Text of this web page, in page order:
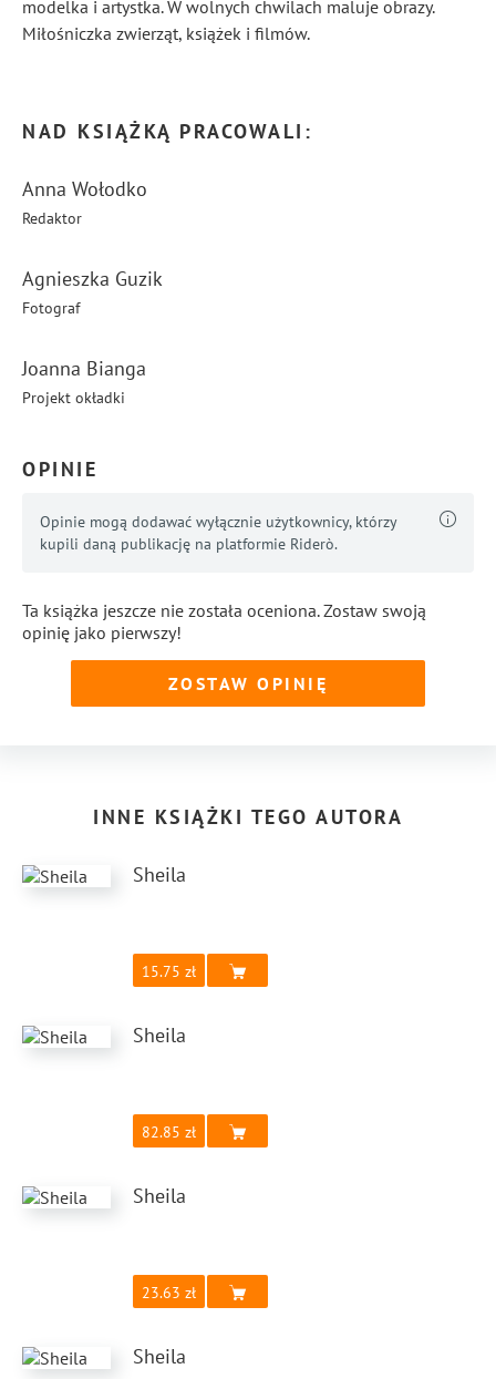
modelka i artystka. W wolnych chwilach maluje obrazy.
Miłośniczka zwierząt, książek i filmów.
NAD KSIĄŻKĄ PRACOWALI:
Anna Wołodko
Redaktor
Agnieszka Guzik
Fotograf
Joanna Bianga
Projekt okładki
OPINIE
Opinie mogą dodawać wyłącznie użytkownicy, którzy
kupili daną publikację na platformie Riderò.
Ta książka jeszcze nie została oceniona. Zostaw swoją
opinię jako pierwszy!
ZOSTAW OPINIĘ
INNE KSIĄŻKI TEGO AUTORA
Sheila
15.75
Sheila
82.85
Sheila
23.63
Sheila